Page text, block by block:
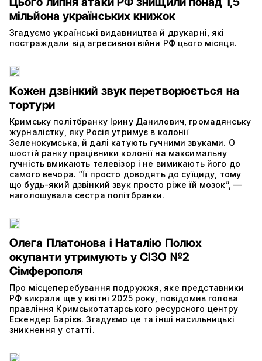
мільйона українських книжок
Згадуємо українські видавництва й друкарні, які
постраждали від агресивної війни РФ цього місяця.
Кожен дзвінкий звук перетворюється на
тортури
Кримську політбранку Ірину Данилович, громадянську
журналістку, яку Росія утримує в колонії
Зеленокумська, й далі катують гучними звуками. О
шостій ранку працівники колонії на максимальну
гучність вмикають телевізор і не вимикають його до
самого вечора. “Її просто доводять до суїциду, тому
що будь-який дзвінкий звук просто ріже їй мозок”, —
наголошувала сестра політбранки.
Олега Платонова і Наталію Полюх
окупанти утримують у СІЗО №2
Сімферополя
Про місцеперебування подружжя, яке представники
РФ викрали ще у квітні 2025 року, повідомив голова
правління Кримськотатарського ресурсного центру
Ескендер Барієв. Згадуємо це та інші насильницькі
зникнення у статті.